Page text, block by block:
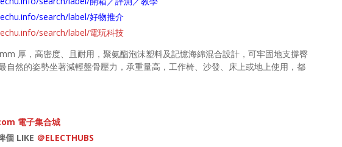
search/label/好物推介
search/label/電玩科技
厚，高密度、且耐用，聚氨酯泡沫塑料及記憶海綿混合設計，可牢固地支撐臀
自然的姿勢坐著減輕盤骨壓力，承重量高，工作椅、沙發、床上或地上使用，都
電子集合城
個 LIKE ＠ELECTHUBS